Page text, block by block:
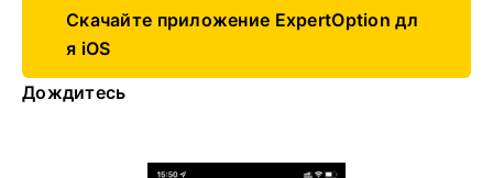
Скачайте приложение ExpertOption дл
я iOS
Дождитесь